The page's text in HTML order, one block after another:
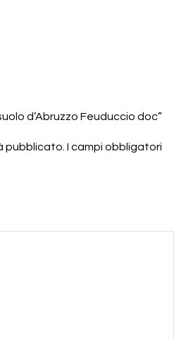
d’Abruzzo Feuduccio doc”
pubblicato. I campi obbligatori